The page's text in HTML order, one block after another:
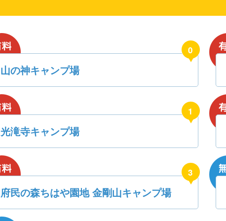
0
山の神キャンプ場
1
光滝寺キャンプ場
3
府民の森ちはや園地 金剛山キャンプ場